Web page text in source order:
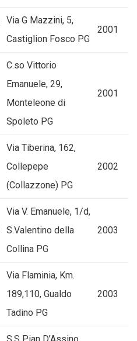
Via G Mazzini, 5,
Castiglion Fosco PG
2001
C.so Vittorio
Emanuele, 29,
Monteleone di
Spoleto PG
2001
Via Tiberina, 162,
Collepepe
(Collazzone) PG
2002
Via V. Emanuele, 1/d,
S.Valentino della
Collina PG
2003
Via Flaminia, Km.
189,110, Gualdo
Tadino PG
2003